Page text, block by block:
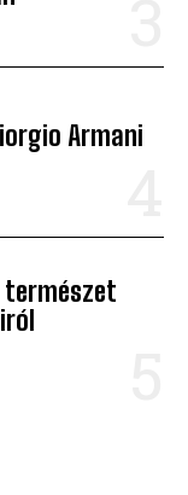
Armani
természet